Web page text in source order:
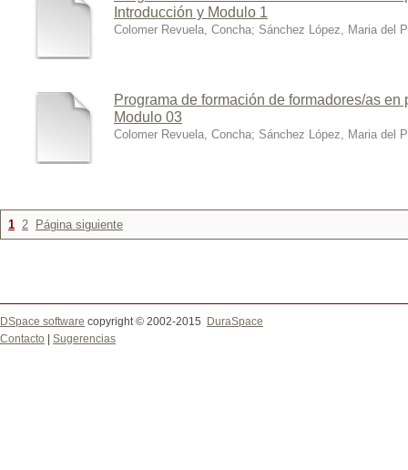
Introducción y Modulo 1
Colomer Revuela, Concha; Sánchez López, Maria del
Programa de formación de formadores/as
Modulo 03
Colomer Revuela, Concha; Sánchez López, Maria del
1 2 Página siguiente
DSpace software copyright © 2002-2015
DuraSpace
Contacto
Sugerencias